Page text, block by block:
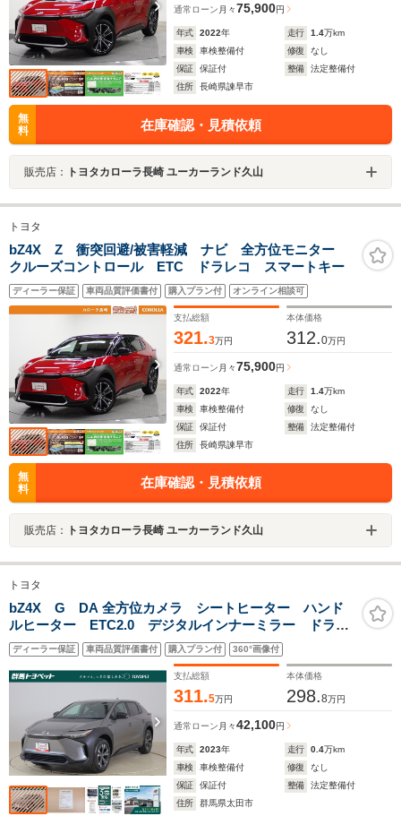
通常ローン 月々75,900円
年式 2022年 走行 1.4万km
車検
車検整備付 修復
なし
保証
保証付 整備
法定整備付
住所
長崎県諫早市
無
料
在庫確認・見積依頼
販売店： トヨタカローラ長崎 ユーカーランド久山
トヨタ
bZ4X Z 衝突回避/被害軽減 ナビ 全方位モニター
クルーズコントロール ETC ドラレコ スマートキー
ディーラー保証 車両品質評価書付 購入プラン付 オンライン相談可
支払総額
321.3万円
本体価格
312.0万円
通常ローン 月々75,900円
年式 2022年 走行 1.4万km
車検
車検整備付 修復
なし
保証
保証付 整備
法定整備付
住所
長崎県諫早市
無
料
在庫確認・見積依頼
販売店： トヨタカローラ長崎 ユーカーランド久山
トヨタ
bZ4X G DA 全方位カメラ シートヒーター ハンド
ルヒーター ETC2.0 デジタルインナーミラー ドライ
ブレコーダー Bluetooth接続 衝突警報装置 踏み間違
い防止 クリアランスソナー ブラインドスポットモニ
ター
ディーラー保証 車両品質評価書付 購入プラン付 360°画像付
支払総額
311.5万円
本体価格
298.8万円
通常ローン 月々42,100円
年式 2023年 走行 0.4万km
車検
車検整備付 修復
なし
保証
保証付 整備
法定整備付
住所
群馬県太田市